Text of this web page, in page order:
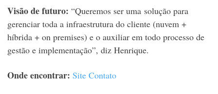
Visão de futuro: “Queremos ser uma solução para
gerenciar toda a infraestrutura do cliente (nuvem +
híbrida + on premises) e o auxiliar em todo processo de
gestão e implementação”, diz Henrique.
Onde encontrar: Site Contato